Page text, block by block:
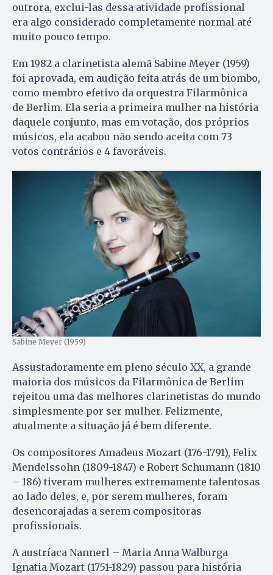
outrora, exclui-las dessa atividade profissional
era algo considerado completamente normal até
muito pouco tempo.
Em 1982 a clarinetista alemã Sabine Meyer (1959)
foi aprovada, em audição feita atrás de um biombo,
como membro efetivo da orquestra Filarmônica
de Berlim. Ela seria a primeira mulher na história
daquele conjunto, mas em votação, dos próprios
músicos, ela acabou não sendo aceita com 73
votos contrários e 4 favoráveis.
Sabine Meyer (1959)
Assustadoramente em pleno século XX, a grande
maioria dos músicos da Filarmônica de Berlim
rejeitou uma das melhores clarinetistas do mundo
simplesmente por ser mulher. Felizmente,
atualmente a situação já é bem diferente.
Os compositores Amadeus Mozart (176-1791), Felix
Mendelssohn (1809-1847) e Robert Schumann (1810
– 186) tiveram mulheres extremamente talentosas
ao lado deles, e, por serem mulheres, foram
desencorajadas a serem compositoras
profissionais.
A austríaca Nannerl – Maria Anna Walburga
Ignatia Mozart (1751-1829) passou para história